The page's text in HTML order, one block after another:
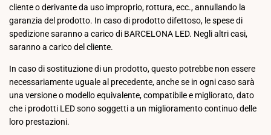
cliente o derivante da uso improprio, rottura, ecc., annullando la
garanzia del prodotto. In caso di prodotto difettoso, le spese di
spedizione saranno a carico di BARCELONA LED. Negli altri casi,
saranno a carico del cliente.
In caso di sostituzione di un prodotto, questo potrebbe non essere
necessariamente uguale al precedente, anche se in ogni caso sarà
una versione o modello equivalente, compatibile e migliorato, dato
che i prodotti LED sono soggetti a un miglioramento continuo delle
loro prestazioni.